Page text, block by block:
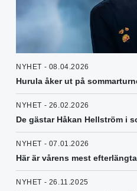
NYHET - 08.04.2026
Hurula åker ut på
NYHET - 26.02.2026
De gästar Håkan Hellström i
NYHET - 07.01.2026
Här är vårens mest
NYHET - 26.11.2025